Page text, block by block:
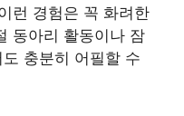
런 경험은 꼭 화려한
동아리 활동이나 잠
충분히 어필할 수